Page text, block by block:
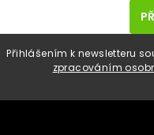
Přihlášením k newsletteru
zpracováním